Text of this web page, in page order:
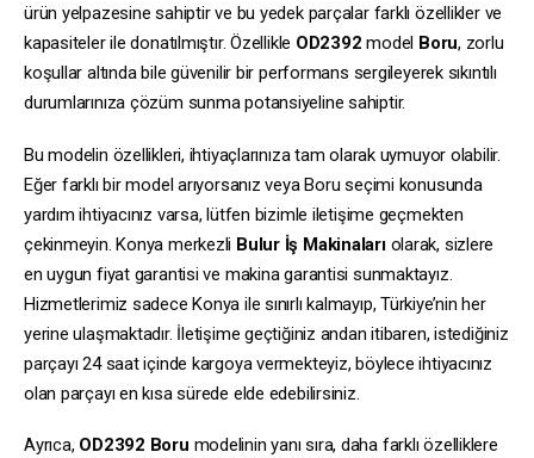
ürün yelpazesine sahiptir ve bu yedek parçalar farklı özellikler ve
kapasiteler ile donatılmıştır. Özellikle OD2392 model Boru, zorlu
koşullar altında bile güvenilir bir performans sergileyerek sıkıntılı
durumlarınıza çözüm sunma potansiyeline sahiptir.
Bu modelin özellikleri, ihtiyaçlarınıza tam olarak uymuyor olabilir.
Eğer farklı bir model arıyorsanız veya Boru seçimi konusunda
yardım ihtiyacınız varsa, lütfen bizimle iletişime geçmekten
çekinmeyin. Konya merkezli Bulur İş Makinalarıolarak, sizlere
en uygun fiyat garantisi ve makina garantisi sunmaktayız.
Hizmetlerimiz sadece Konya ile sınırlı kalmayıp, Türkiye’nin her
yerine ulaşmaktadır. İletişime geçtiğiniz andan itibaren, istediğiniz
parçayı 24 saat içinde kargoya vermekteyiz, böylece ihtiyacınız
olan parçayı en kısa sürede elde edebilirsiniz.
Ayrıca, OD2392 Boru modelinin yanı sıra, daha farklı özelliklere